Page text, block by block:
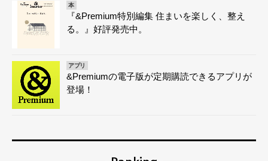
本
『&Premium特別編集 住まいを楽しく、整え
る。』好評発売中。
アプリ
&Premiumの電子版が定期購読できるアプリが
登場！